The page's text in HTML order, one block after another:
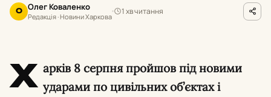
О Олег Коваленко
Редакція · Новини Харкова
1 хв читання
Х арків 8 серпня пройшов під новими
ударами по цивільних об’єктах і